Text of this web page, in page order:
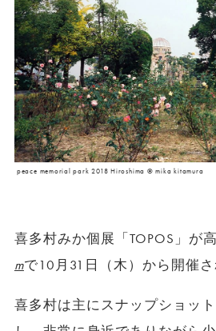
peace memorial park 2018 Hiroshima © mika kitamura
喜多村みか個展「TOPOS」が
mで10月31日（木）から開催さ
喜多村は主にスナップショッ